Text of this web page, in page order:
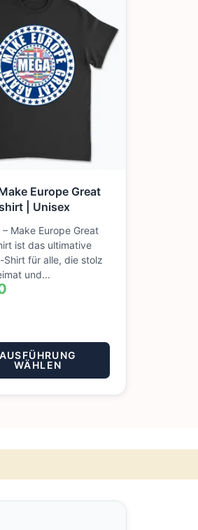
Europe Great
| Unisex
– Make Europe Great
ist das ultimative
Shirt für alle, die stolz
und…
AUSFÜHRUNG
WÄHLEN